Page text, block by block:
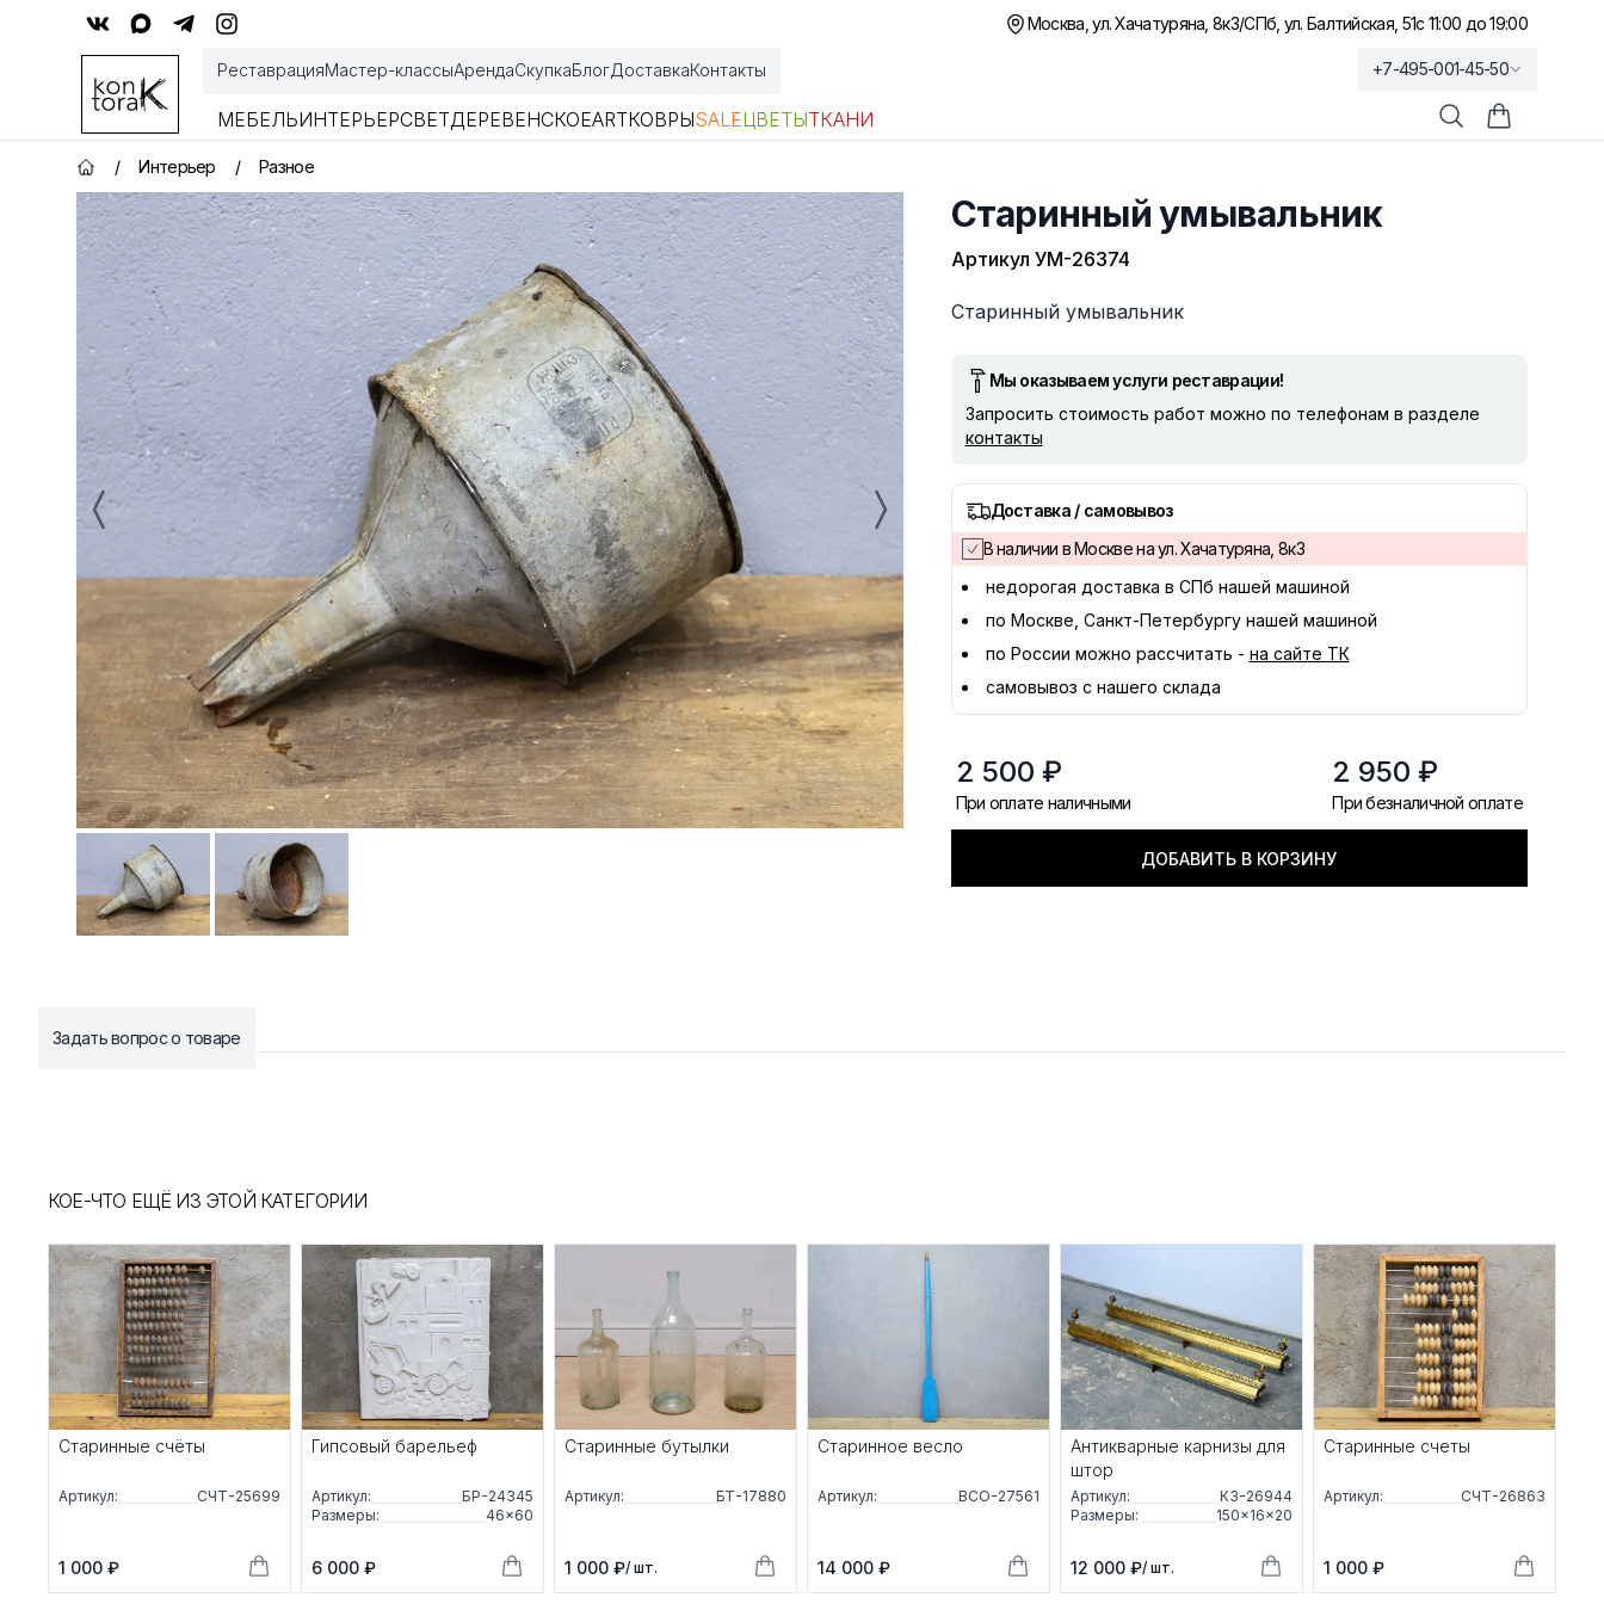
Москва, ул. Хачатуряна, 8к3/СПб, ул. Балтийская, 51с 11:00 до 19:00
РеставрацияМастер-классыАрендаСкупкаБлогДоставкаКонтакты
МЕБЕЛЬИНТЕРЬЕРСВЕТДЕРЕВЕНСКОЕARTКОВРЫSALEЦВЕТЫТКАНИ
+7-495-001-45-50
ПоискКорзина
Главная страница
/ Интерьер / Разное
Старинный умывальник
Артикул УМ-26374
Описание
Старинный умывальник
Мы оказываем услуги реставрации!
Запросить стоимость работ можно по телефонам в разделе
контакты
Доставка / самовывоз
В наличии в Москве на ул. Хачатуряна, 8к3
недорогая доставка в СПб нашей машиной
по Москве, Санкт-Петербургу нашей машиной
по России можно рассчитать - на сайте ТК
самовывоз с нашего склада
2 500 ₽
При оплате наличными
2 950 ₽
При безналичной оплате
ДОБАВИТЬ В КОРЗИНУ
Задать вопрос о товаре
КОЕ-ЧТО ЕЩЁ ИЗ ЭТОЙ КАТЕГОРИИ
Старинные счёты
Артикул: СЧТ-25699
1 000 ₽
Гипсовый барельеф
Артикул:
БР-24345
Размеры:
46×60
6 000 ₽
Старинные бутылки
Артикул: БТ-17880
1 000 ₽/ шт.
Старинное весло
Артикул: ВСО-27561
14 000 ₽
Антикварные карнизы для
штор
Артикул:
КЗ-26944
Размеры:
150×16×20
12 000 ₽/ шт.
Старинные счеты
Артикул: СЧТ-26863
1 000 ₽